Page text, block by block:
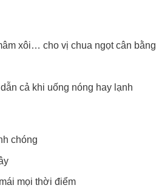
xôi… cho vị chua ngọt cân bằng
cả khi uống nóng hay lạnh
chóng
mọi thời điểm